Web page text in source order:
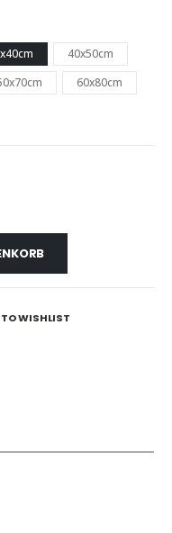
40x50cm
60x80cm
WISHLIST